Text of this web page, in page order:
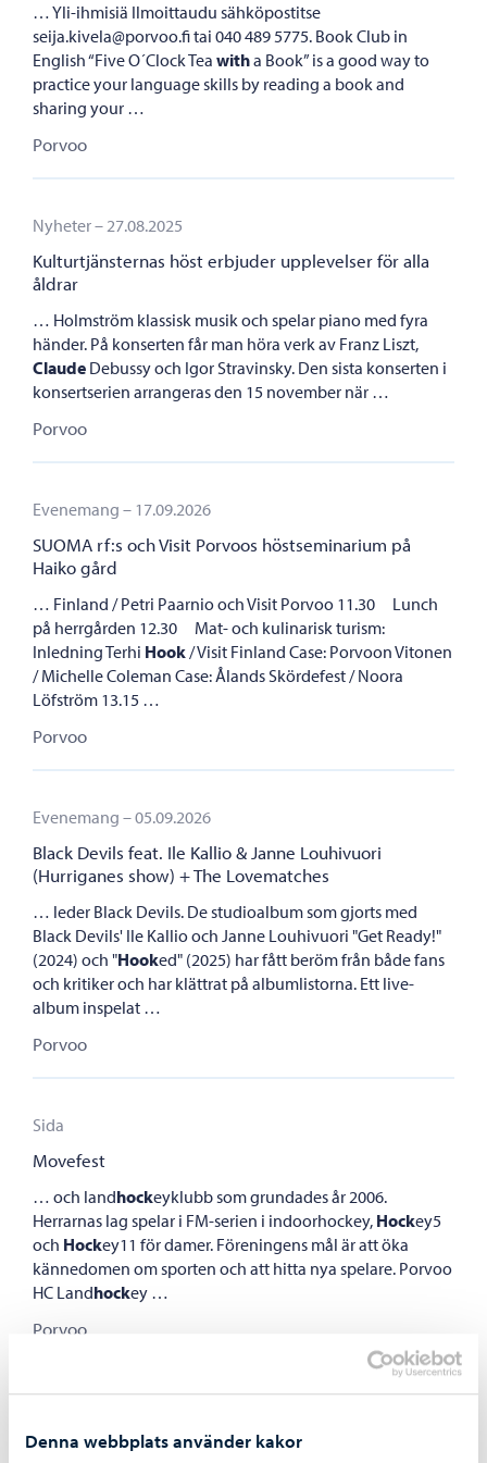
Denna webbplats använder kakor
… Yli-ihmisiä Ilmoittaudu sähköpostitse
seija.kivela@porvoo.fi tai 040 489 5775. Book Club in
English “Five O´Clock Tea witha Book” is a good way to
practice your language skills by reading a book and
sharing your …
Porvoo
Kulturtjänsternas höst erbjuder upplevelser för alla åldrar
Porvoo
Nyheter – 27.08.2025
Kulturtjänsternas höst erbjuder upplevelser för alla
åldrar
… Holmström klassisk musik och spelar piano med fyra
händer. På konserten får man höra verk av Franz Liszt,
Claude Debussy och Igor Stravinsky. Den sista konserten i
konsertserien arrangeras den 15 november när …
Porvoo
SUOMA rf:s och Visit Porvoos höstseminarium på Haiko gård
Porvoo
Evenemang – 17.09.2026
SUOMA rf:s och Visit Porvoos höstseminarium på
Haiko gård
… Finland / Petri Paarnio och Visit Porvoo 11.30 Lunch
på herrgården 12.30 Mat- och kulinarisk turism:
Inledning Terhi Hook/ Visit Finland Case: Porvoon Vitonen
/ Michelle Coleman Case: Ålands Skördefest / Noora
Löfström 13.15 …
Porvoo
Black Devils feat. Ile Kallio & Janne Louhivuori (Hurriganes
Porvoo
Evenemang – 05.09.2026
Black Devils feat. Ile Kallio & Janne Louhivuori
(Hurriganes show) + The Lovematches
… leder Black Devils. De studioalbum som gjorts med
Black Devils' Ile Kallio och Janne Louhivuori "Get Ready!"
(2024) och "Hooked" (2025) har fått beröm från både fans
och kritiker och har klättrat på albumlistorna. Ett live-
album inspelat …
Porvoo
Movefest
Porvoo
Sida
Movefest
… och landhockeyklubb som grundades år 2006.
Herrarnas lag spelar i FM-serien i indoorhockey, Hockey5
och Hockey11 för damer. Föreningens mål är att öka
kännedomen om sporten och att hitta nya spelare. Porvoo
HC Landhockey …
Porvoo
Spelverksamhet Sidequest